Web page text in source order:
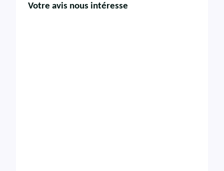
Votre avis nous intéresse